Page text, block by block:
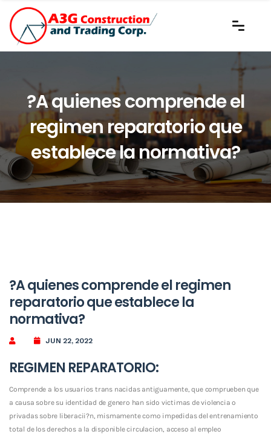
?A quienes comprende el
regimen reparatorio que
establece la normativa?
?A quienes comprende el regimen
reparatorio que establece la
normativa?
JUN 22, 2022
REGIMEN REPARATORIO:
Comprende a los usuarios trans nacidas antiguamente, que comprueben que
a causa sobre su identidad de genero han sido victimas de violencia o
privadas sobre liberacii?n, mismamente como impedidas del entrenamiento
total de los derechos a la disponible circulacion, acceso al empleo